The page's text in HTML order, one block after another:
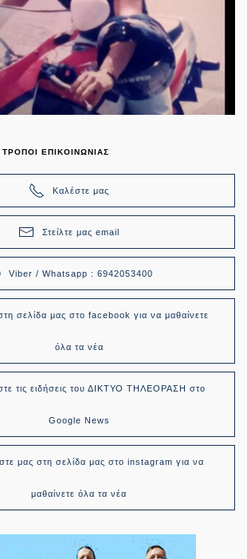
ΕΠΙΚΟΙΝΩΝΙΑΣ
Καλέστε μας
Στείλτε μας email
Viber / Whatsapp : 6942053400
σελίδα μας στο facebook για να μαθαίνετε
όλα τα νέα
τις ειδήσεις του ΔΙΚΤΥΟ ΤΗΛΕΟΡΑΣΗ στο
Google News
μας στη σελίδα μας στο instagram για να
μαθαίνετε όλα τα νέα